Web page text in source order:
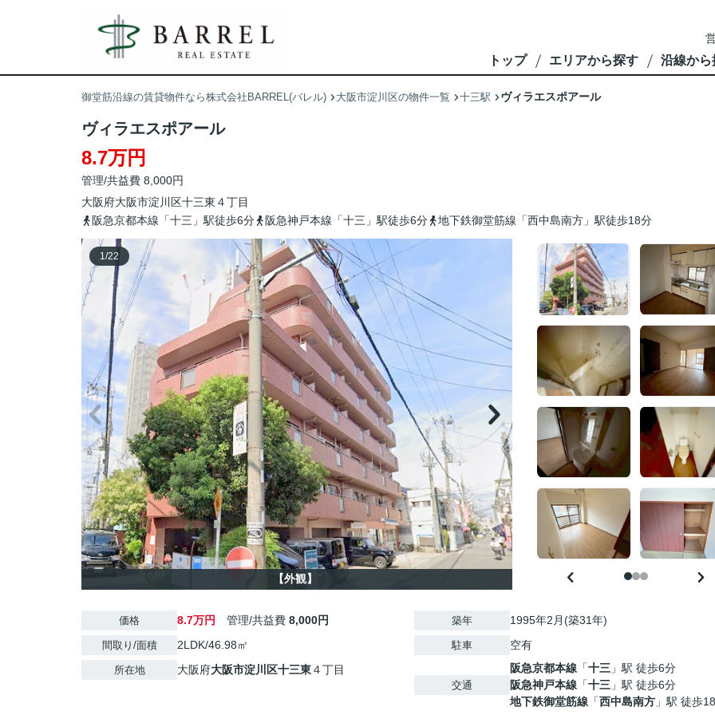
トップ エリアから探す 沿線から
御堂筋沿線の賃貸物件なら株式会社BARREL(バレル) 大阪市淀川区の物件一覧 十三駅 ヴィラエスポアール
ヴィラエスポアール
8.7万円
管理/共益費 8,000円
大阪府大阪市淀川区十三東 ４丁目
阪急京都本線「十三」駅徒歩6分
阪急神戸本線「十三」駅徒歩6分 地下鉄御堂筋線「西中島南方」駅徒歩18分
1/22
【外観】
価格 8.7万円 管理/共益費 8,000円
間取り/面積 2LDK/46.98㎡
所在地 大阪府大阪市淀川区十三東４丁目
築年 1995年2月(築31年)
駐車 空有
交通
阪急京都本線 「十三 」駅 徒歩6分
阪急神戸本線 「十三 」駅 徒歩6分
地下鉄御堂筋線 「西中島南方 」駅 徒歩